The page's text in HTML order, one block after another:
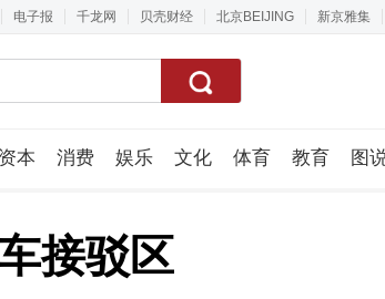
电子报 千龙网 贝壳财经 北京BEIJING 新京雅集
本 消费 娱乐 文化 体育 教育 图
接驳区